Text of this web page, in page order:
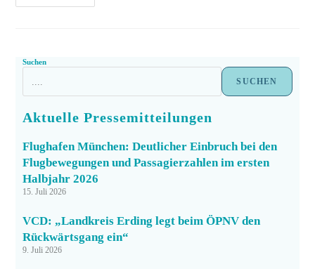
Suchen
SUCHEN
Aktuelle Pressemitteilungen
Flughafen München: Deutlicher Einbruch bei den
Flugbewegungen und Passagierzahlen im ersten
Halbjahr 2026
15. Juli 2026
VCD: „Landkreis Erding legt beim ÖPNV den
Rückwärtsgang ein“
9. Juli 2026